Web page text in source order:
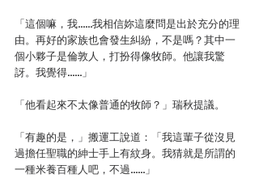
「這個嘛，我……我相信妳這麼問是出於充分的理
由。再好的家族也會發生糾紛，不是嗎？其中一
個小夥子是倫敦人，打扮得像牧師。他讓我驚
訝。我覺得……」
「他看起來不太像普通的牧師？」瑞秋提議。
「有趣的是，」搬運工說道：「我這輩子從沒見
過擔任聖職的紳士手上有紋身。我猜就是所謂的
一種米養百種人吧，不過……」